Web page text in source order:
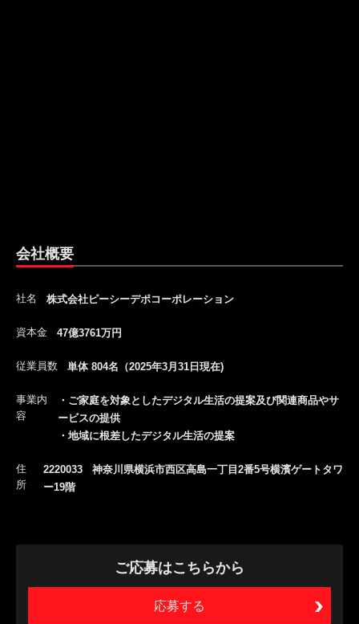
会社概要
社名 株式会社ピーシーデポコーポレーション
資本金 47億3761万円
従業員数 単体 804名（2025年3月31日現在)
事業内
容
・ご家庭を対象としたデジタル生活の提案及び関連商品やサ
ービスの提供
・地域に根差したデジタル生活の提案
住
所
2220033 神奈川県横浜市西区高島一丁目2番5号横濱ゲートタワ
ー19階
ご応募はこちらから
応募する